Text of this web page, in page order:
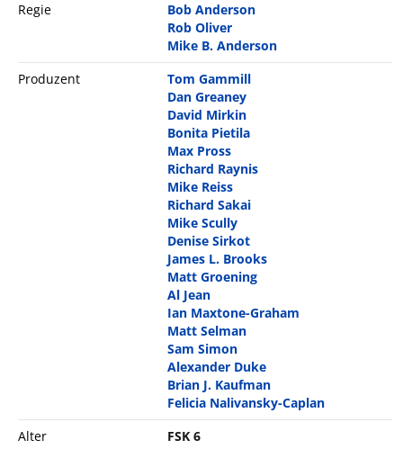
Regie
Bob Anderson
Rob Oliver
Mike B. Anderson
Produzent
Tom Gammill
Dan Greaney
David Mirkin
Bonita Pietila
Max Pross
Richard Raynis
Mike Reiss
Richard Sakai
Mike Scully
Denise Sirkot
James L. Brooks
Matt Groening
Al Jean
Ian Maxtone-Graham
Matt Selman
Sam Simon
Alexander Duke
Brian J. Kaufman
Felicia Nalivansky-Caplan
Alter
FSK 6